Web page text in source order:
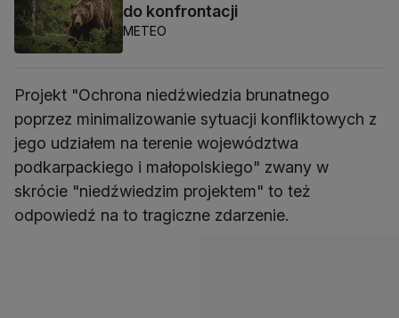
do konfrontacji
METEO
Projekt "Ochrona niedźwiedzia brunatnego
poprzez minimalizowanie sytuacji konfliktowych z
jego udziałem na terenie województwa
podkarpackiego i małopolskiego" zwany w
skrócie "niedźwiedzim projektem" to też
odpowiedź na to tragiczne zdarzenie.